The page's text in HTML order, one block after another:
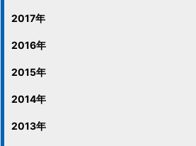
2017年
2016年
2015年
2014年
2013年